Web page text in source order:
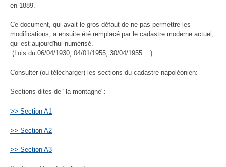
en 1889.
Ce document, qui avait le gros défaut de ne pas permettre les
modifications, a ensuite été remplacé par le cadastre moderne actuel,
qui est aujourd'hui numérisé.
(Lois du 06/04/1930, 04/01/1955, 30/04/1955 ...)
Consulter (ou télécharger) les sections du cadastre napoléonien:
Sections dites de "la montagne":
>> Section A1
>> Section A2
>> Section A3